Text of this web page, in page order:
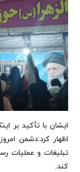
ایشان با تأکید بر
اظهار کرد:دشمن
تبلیغات و عملیات
کند.